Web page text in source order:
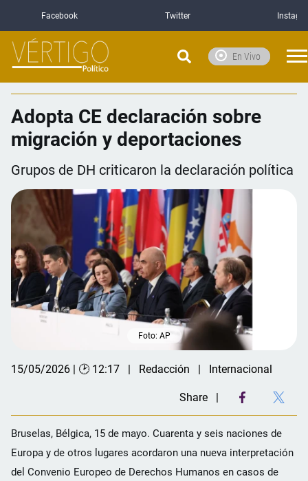
Facebook Twitter
En Vivo
Adopta CE declaración sobre
migración y deportaciones
Grupos de DH criticaron la declaración política
Foto: AP
15/05/2026 | 🕑 12:17 Redacción Internacional
Share
Bruselas, Bélgica, 15 de mayo. Cuarenta y seis naciones de
Europa y de otros lugares acordaron una nueva interpretación
del Convenio Europeo de Derechos Humanos en casos de